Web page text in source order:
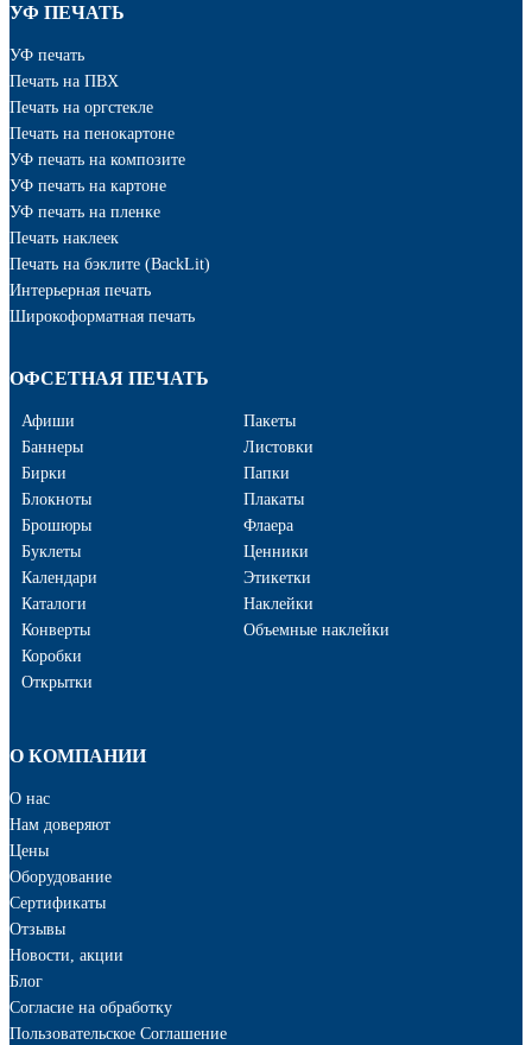
УФ ПЕЧАТЬ
УФ печать
Печать на ПВХ
Печать на оргстекле
Печать на пенокартоне
УФ печать на композите
УФ печать на картоне
УФ печать на пленке
Печать наклеек
Печать на бэклите (BackLit)
Интерьерная печать
Широкоформатная печать
ОФСЕТНАЯ ПЕЧАТЬ
Афиши
Баннеры
Бирки
Блокноты
Брошюры
Буклеты
Календари
Каталоги
Конверты
Коробки
Открытки
Пакеты
Листовки
Папки
Плакаты
Флаера
Ценники
Этикетки
Наклейки
Объемные наклейки
О КОМПАНИИ
О нас
Нам доверяют
Цены
Оборудование
Сертификаты
Отзывы
Новости, акции
Блог
Cогласие на обработку
Пользовательское Соглашение